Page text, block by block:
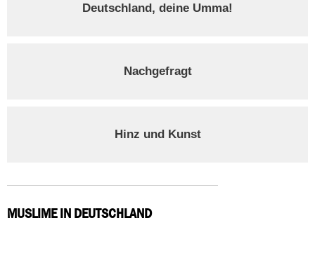
Deutschland, deine Umma!
Nachgefragt
Hinz und Kunst
MUSLIME IN DEUTSCHLAND